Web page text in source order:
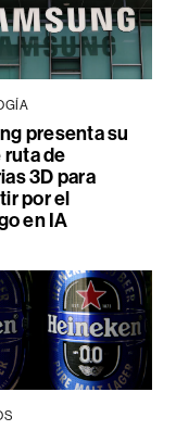
presenta su
ruta de
3D para
por el
en IA